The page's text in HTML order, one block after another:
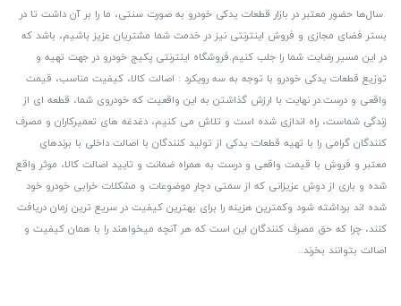
سال‌ها حضور معتبر در بازار قطعات یدکی خودرو به صورت سنتی، ما را بر آن داشت تا در
بستر فضای مجازی و فروش اینترنتی نیز در خدمت شما مشتریان عزیز باشیم، باشد که
در این مسیر رضایت شما را جلب کنیم.فروشگاه اینترنتی پکیج خودرو در جهت تهیه و
توزیع قطعات یدکی خودرو با توجه به سه رویکرد : اصالت کالا، کیفیت مناسب، قیمت
واقعی و درست.در نهایت با ارزش گذاشتن به این واقعیت که خودروی شما، قطعه ای از
زندگی شماست، راه اندازی شده است و تلاش می کنیم، دغدغه های تعمیرکاران و مصرف
کنندگان گرامی را با تهیه قطعات یدکی از تولید کنندگان با اصالت داخلی با برندهای
معتبر و فروش با قیمت واقعی و درست به همراه ضمانت و تایید اصالت کالا، موثر واقع
شده و باری از دوش عزیزانی که از سمتی دچار موضوعات و مشکلات خرابی خودرو خود
شده اند برداشته شود و‌کمترین هزینه را برای بهترین کیفیت در سریع ترین زمان دریافت
کنند، چرا که حق مصرف کنندگان این است که هر آنچه میخواهند را با همان کیفیت و
اصالت بتوانند بخرند..